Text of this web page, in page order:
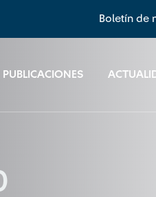
Boletín de
PUBLICACIONES